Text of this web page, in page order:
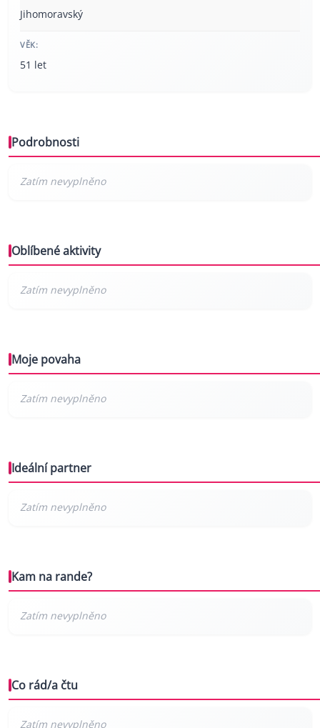
Jihomoravský
VĚK:
51 let
Podrobnosti
Oblíbené aktivity
Moje povaha
Ideální partner
Kam na rande?
Co rád/a čtu